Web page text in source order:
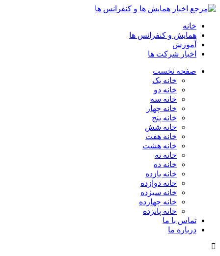
خانه
همایش و کنفرانس ها
آموزش
اخبار شرکت ها
صفحه نخست
خانه یک
خانه دو
خانه سه
خانه چهار
خانه پنج
خانه شش
خانه هفت
خانه هشت
خانه نه
خانه ده
خانه یازده
خانه دوازده
خانه سیزده
خانه چهارده
خانه پانزده
تماس با ما
درباره ما